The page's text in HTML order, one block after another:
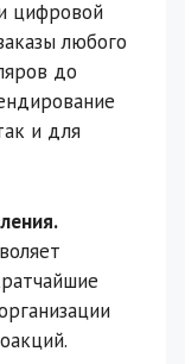
цифровой
любого
до
и для